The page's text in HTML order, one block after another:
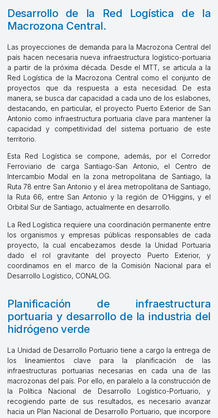
Desarrollo de la Red Logística de la
Macrozona Central.
Las proyecciones de demanda para la Macrozona Central del
país hacen necesaria nueva infraestructura logístico-portuaria
a partir de la próxima década. Desde el MTT, se articula a la
Red Logística de la Macrozona Central como el conjunto de
proyectos que da respuesta a esta necesidad. De esta
manera, se busca dar capacidad a cada uno de los eslabones,
destacando, en particular, el proyecto Puerto Exterior de San
Antonio como infraestructura portuaria clave para mantener la
capacidad y competitividad del sistema portuario de este
territorio.
Esta Red Logística se compone, además, por el Corredor
Ferroviario de carga Santiago-San Antonio, el Centro de
Intercambio Modal en la zona metropolitana de Santiago, la
Ruta 78 entre San Antonio y el área metropolitana de Santiago,
la Ruta 66, entre San Antonio y la región de O’Higgins, y el
Orbital Sur de Santiago, actualmente en desarrollo.
La Red Logística requiere una coordinación permanente entre
los organismos y empresas públicas responsables de cada
proyecto, la cual encabezamos desde la Unidad Portuaria
dado el rol gravitante del proyecto Puerto Exterior, y
coordinamos en el marco de la Comisión Nacional para el
Desarrollo Logístico, CONALOG.
Planificación de infraestructura
portuaria y desarrollo de la industria del
hidrógeno verde
La Unidad de Desarrollo Portuario tiene a cargo la entrega de
los lineamientos clave para la planificación de las
infraestructuras portuarias necesarias en cada una de las
macrozonas del país. Por ello, en paralelo a la construcción de
la Política Nacional de Desarrollo Logístico-Portuario, y
recogiendo parte de sus resultados, es necesario avanzar
hacia un Plan Nacional de Desarrollo Portuario, que incorpore